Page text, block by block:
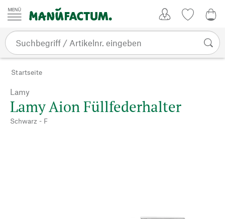
Zum Inhalt springen
Startseite
Lamy
Lamy Aion Füllfederhalter
Schwarz - F